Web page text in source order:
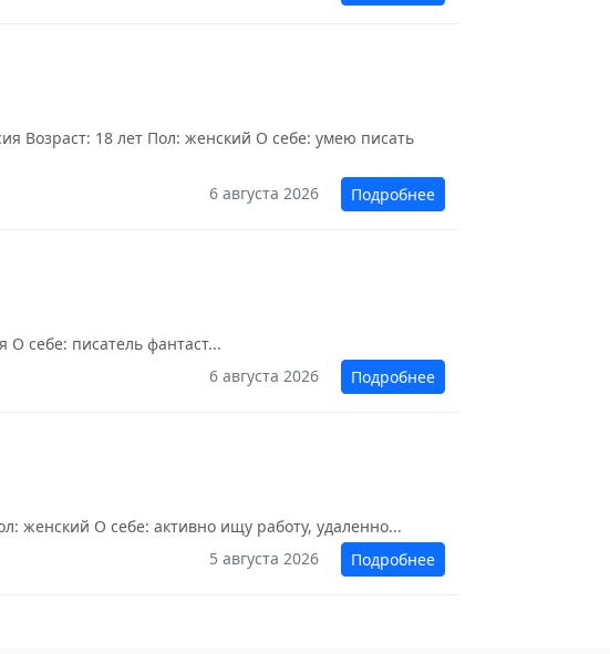
Возраст: 18 лет Пол: женский О себе: умею писать
6 августа 2026
Подробнее
себе: писатель фантаст...
6 августа 2026
Подробнее
женский О себе: активно ищу работу, удаленно...
5 августа 2026
Подробнее